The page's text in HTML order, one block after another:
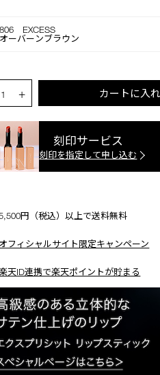
806 EXCESS
オーバーンブラウン
1 + カートに入
刻印サービス
刻印を指定して申し込む
円（税込）以上で送料無料
オフィシャルサイト限定キャンペーン
天ID連携で楽天ポイントが貯まる